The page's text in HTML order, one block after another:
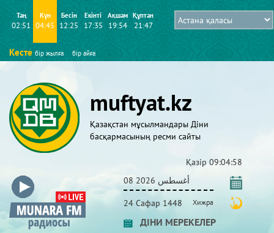
Таң
02:51
Күн
04:45
Бесін
12:25
Екінті
17:35
Ақшам
19:54
Құптан
21:47
Кесте бір жылға бір айға
muftyat.kz
Қазақстан мұсылмандары Діни
басқармасының ресми сайты
Қазір 09:04:58
08 أغسطس 2026
24 Сафар 1448 Хижра
ДІНИ МЕРЕКЕЛЕР